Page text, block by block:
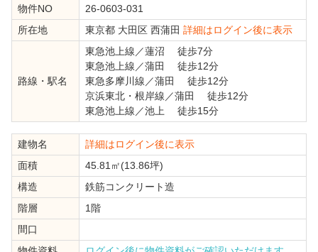
物件NO
26-0603-031
所在地
東京都 大田区 西蒲田 詳細はログイン後に表示
路線・駅名
東急池上線 ／蓮沼 徒歩7分
東急池上線 ／蒲田
徒歩12分
東急多摩川線 ／蒲田
徒歩12分
京浜東北・根岸線 ／蒲田
徒歩12分
東急池上線 ／池上 徒歩15分
建物名
詳細はログイン後に表示
面積
45.81㎡(13.86坪)
構造
鉄筋コンクリート造
階層
1階
間口